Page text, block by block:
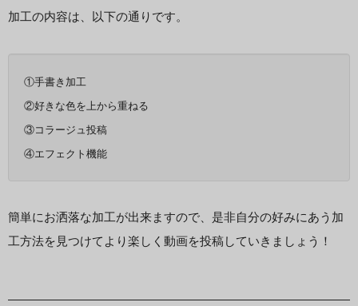
加工の内容は、以下の通りです。
①手書き加工
②好きな色を上から重ねる
③コラージュ投稿
④エフェクト機能
簡単にお洒落な加工が出来ますので、是非自分の好みにあう加
工方法を見つけてより楽しく動画を投稿していきましょう！